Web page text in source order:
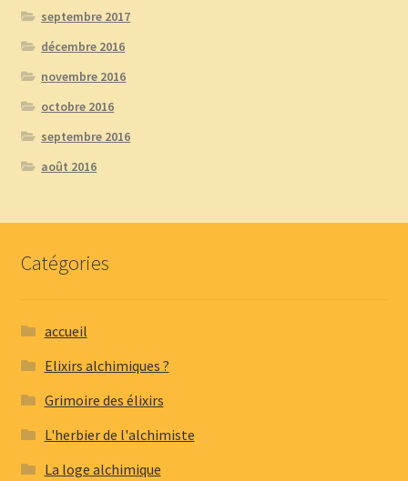
septembre 2017
décembre 2016
novembre 2016
octobre 2016
septembre 2016
août 2016
Catégories
accueil
Elixirs alchimiques ?
Grimoire des élixirs
L'herbier de l'alchimiste
La loge alchimique